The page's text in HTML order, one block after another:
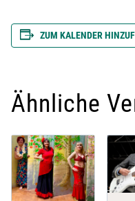
ZUM KALENDER
Ähnliche